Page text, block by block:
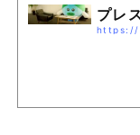
プレ
https://